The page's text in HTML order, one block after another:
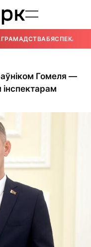
ГРАМАДСТВАБЯСПЕКА
Гомеля —